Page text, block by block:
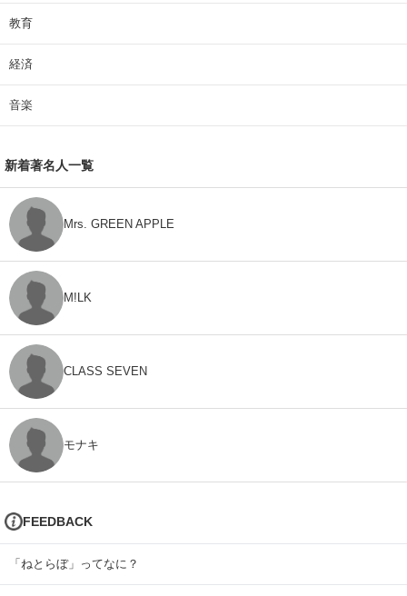
教育
経済
音楽
新着著名人一覧
Mrs. GREEN APPLE
M!LK
CLASS SEVEN
モナキ
FEEDBACK
「ねとらぼ」ってなに？